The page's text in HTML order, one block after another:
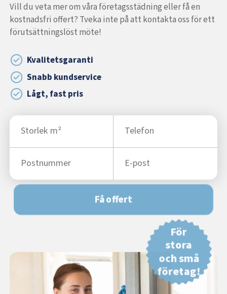
Vill du veta mer om våra företagsstädning eller få en
kostnadsfri offert? Tveka inte på att kontakta oss för ett
förutsättningslöst möte!
Kvalitetsgaranti
Snabb kundservice
Lågt, fast pris
Få offert
För
stora
och små
företag!